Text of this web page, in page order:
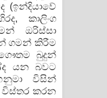
(ඉන්දියාවේ
කාලිංග
ඔරිස්සා
ගමන් කිරීම
බුදුන්
යන බවට
විසින්
විස්තර කරන